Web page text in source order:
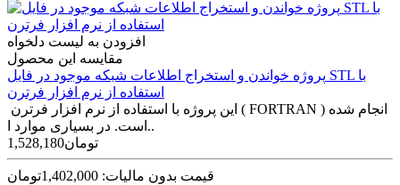
افزودن به لیست دلخواه
مقایسه این محصول
پروژه خواندن و استخراج اطلاعات شبکه موجود در فایل STL با
استفاده از نرم افزار فرترن
است. در بسیاری موارد ا..
1,528,180تومان
قیمت بدون مالیات: 1,402,000تومان